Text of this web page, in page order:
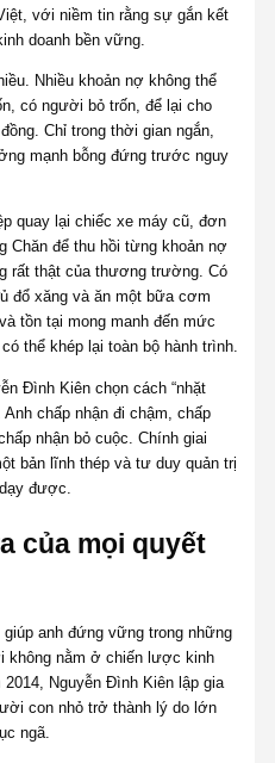
với niềm tin rằng sự gắn kết
doanh bền vững.
Nhiều khoản nợ không thể
có người bỏ trốn, để lại cho
Chỉ trong thời gian ngắn,
mạnh bỗng đứng trước nguy
quay lại chiếc xe máy cũ, đơn
Chăn để thu hồi từng khoản nợ
rất thật của thương trường. Có
đổ xăng và ăn một bữa cơm
tồn tại mong manh đến mức
thể khép lại toàn bộ hành trình.
Đình Kiên chọn cách “nhặt
chấp nhận đi chậm, chấp
nhận bỏ cuộc. Chính giai
bản lĩnh thép và tư duy quản trị
được.
của mọi quyết
anh đứng vững trong những
không nằm ở chiến lược kinh
Nguyễn Đình Kiên lập gia
con nhỏ trở thành lý do lớn
ngã.